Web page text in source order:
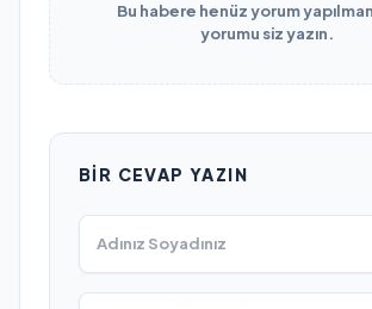
Bu habere henüz yorum
yorumu siz yazın.
BIR CEVAP YAZIN